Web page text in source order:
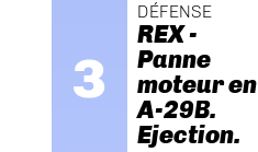
DÉFENSE
REX -
Panne
moteur en
A-29B.
Ejection.